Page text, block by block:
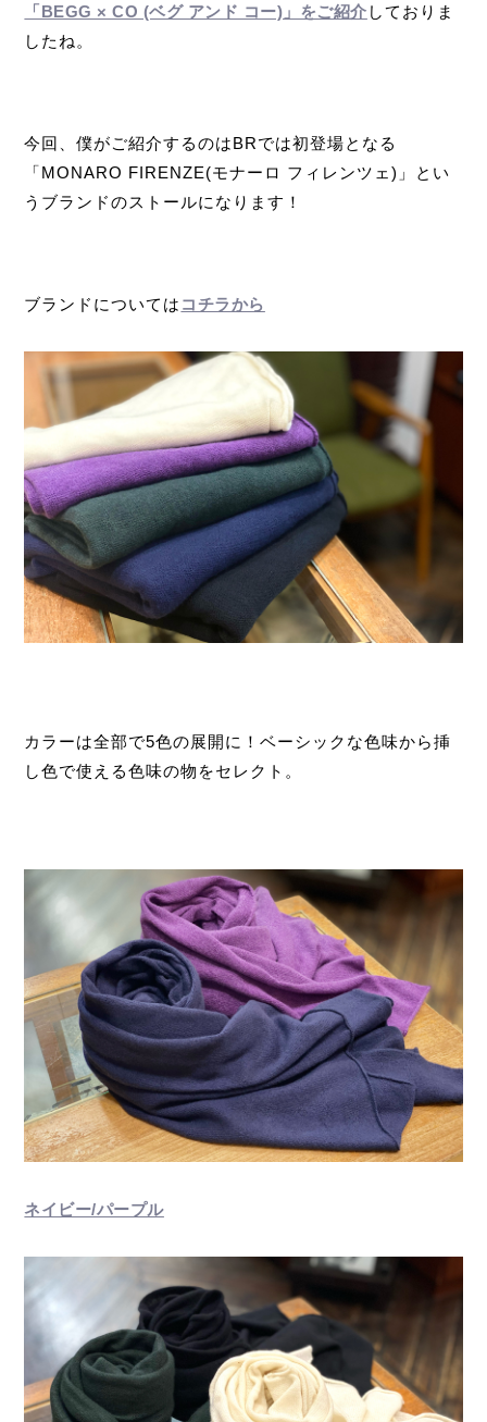
「BEGG × CO (ベグ アンド コー)」をご紹介 しておりま
したね。
今回、僕がご紹介するのはBRでは初登場となる
「MONARO FIRENZE(モナーロ フィレンツェ)」とい
うブランドのストールになります！
ブランドについては コチラから
カラーは全部で5色の展開に！ベーシックな色味から挿
し色で使える色味の物をセレクト。
ネイビー/パープル